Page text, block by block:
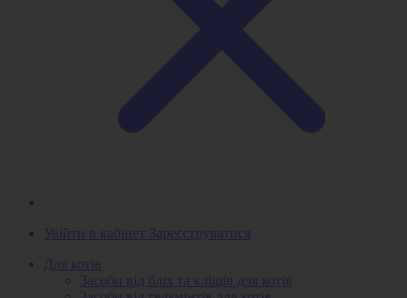
Увійти в кабінет
Зареєструватися
Для котів
Засоби від бліх та кліщів для котів